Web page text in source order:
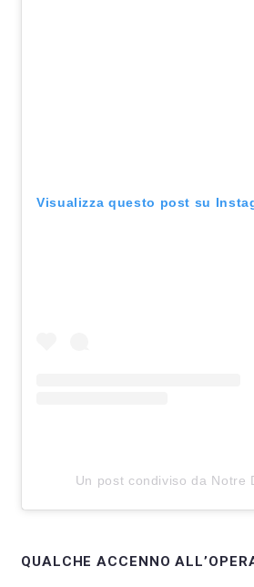
Visualizza questo post su
Un post condiviso da Notre
QUALCHE ACCENNO